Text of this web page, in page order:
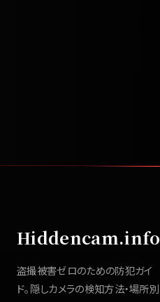
Hiddencam.info
盗撮被害ゼロのための防犯ガイ
ド。隠しカメラの検知方法・場所別